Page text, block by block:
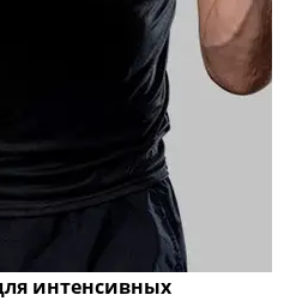
интенсивных